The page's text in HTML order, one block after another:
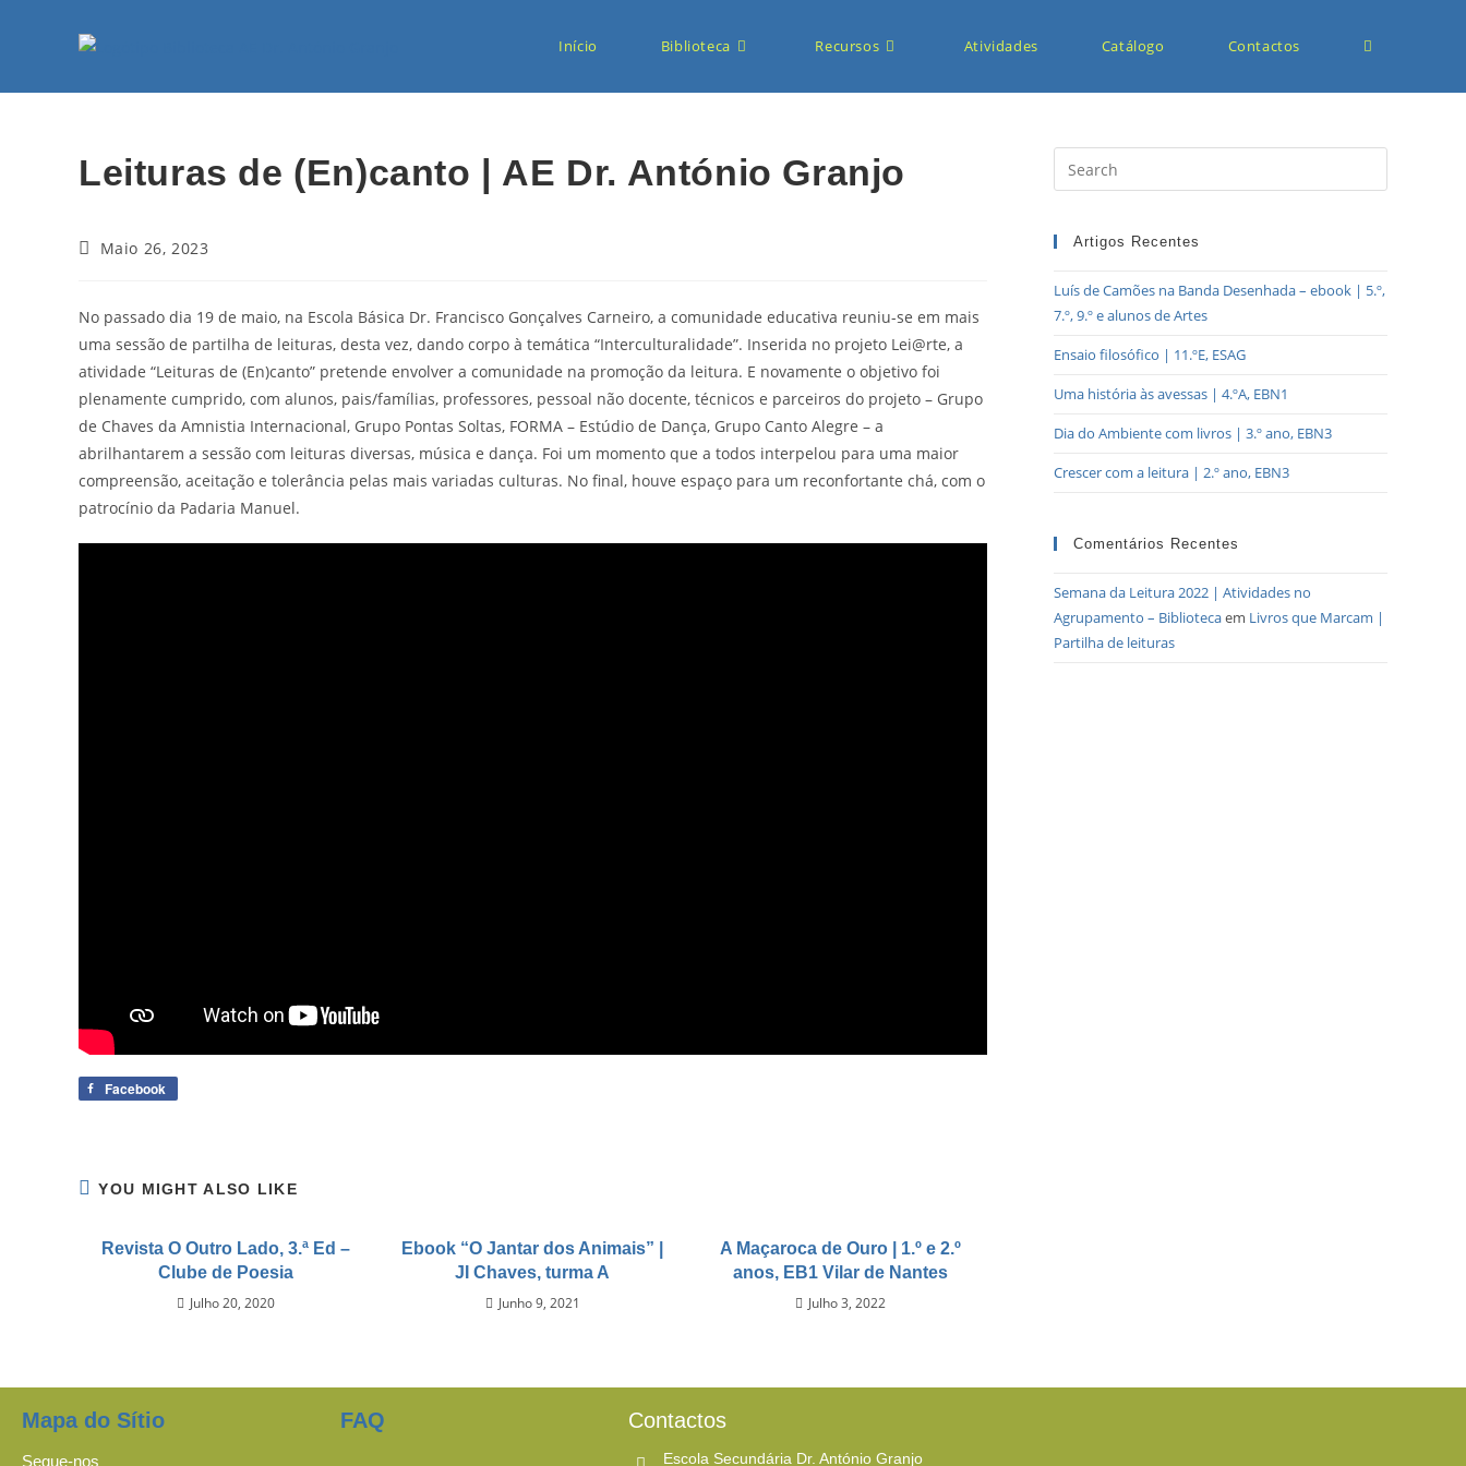
Início Biblioteca Recursos Atividades Catálogo Contactos
Leituras de (En)canto | AE Dr. António Granjo
Maio 26, 2023
No passado dia 19 de maio, na Escola Básica Dr. Francisco Gonçalves Carneiro, a comunidade educativa reuniu-se em mais
uma sessão de partilha de leituras, desta vez, dando corpo à temática “Interculturalidade”. Inserida no projeto Lei@rte, a
atividade “Leituras de (En)canto” pretende envolver a comunidade na promoção da leitura. E novamente o objetivo foi
plenamente cumprido, com alunos, pais/famílias, professores, pessoal não docente, técnicos e parceiros do projeto – Grupo
de Chaves da Amnistia Internacional, Grupo Pontas Soltas, FORMA – Estúdio de Dança, Grupo Canto Alegre – a
abrilhantarem a sessão com leituras diversas, música e dança. Foi um momento que a todos interpelou para uma maior
compreensão, aceitação e tolerância pelas mais variadas culturas. No final, houve espaço para um reconfortante chá, com o
patrocínio da Padaria Manuel.
Facebook
YOU MIGHT ALSO LIKE
Revista O Outro Lado, 3.ª Ed –
Clube de Poesia
Julho 20, 2020
Ebook “O Jantar dos Animais” |
JI Chaves, turma A
Junho 9, 2021
A Maçaroca de Ouro | 1.º e 2.º
anos, EB1 Vilar de Nantes
Julho 3, 2022
Artigos Recentes
Luís de Camões na Banda Desenhada – ebook | 5.º,
7.º, 9.º e alunos de Artes
Ensaio filosófico | 11.ºE, ESAG
Uma história às avessas | 4.ºA, EBN1
Dia do Ambiente com livros | 3.º ano, EBN3
Crescer com a leitura | 2.º ano, EBN3
Comentários Recentes
Semana da Leitura 2022 | Atividades no
Agrupamento – Bibliotecaem Livros que Marcam |
Partilha de leituras
Mapa do Sítio FAQ Contactos
Segue-nos Escola Secundária Dr. António Granjo